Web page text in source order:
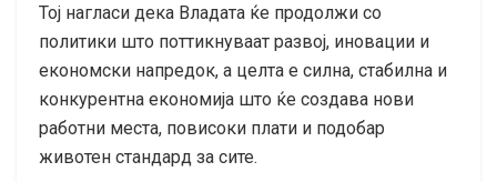
Тој нагласи дека Владата ќе продолжи со
политики што поттикнуваат развој, иновации и
економски напредок, а целта е силна, стабилна и
конкурентна економија што ќе создава нови
работни места, повисоки плати и подобар
животен стандард за сите.